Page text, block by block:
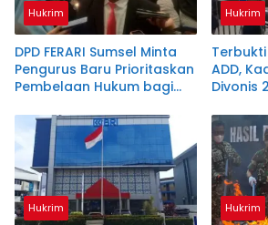
Hukrim
DPD FERARI Sumsel Minta
Pengurus Baru Prioritaskan
Pembelaan Hukum bagi
Hukrim
ADD,
Divonis
Hukrim Hukrim